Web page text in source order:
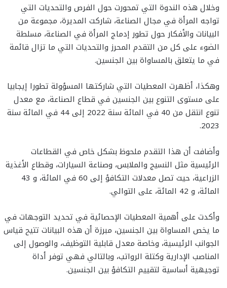
وخلال هذه الندوة التي تمحورت حول الفرص والتحديات التي
تواجه المرأة في مجال الصناعة، شاركت المديرة، مجموعة من
البيانات والأفكار حول تطور إدماج المرأة في الصناعة، مسلطة
الضوء على كل من التقدم المحرز والتحديات التي ما تزال قائمة
في ما يتعلق بالمساواة بين الجنسين.
وهكذا، أظهرت المعطيات التي شاركتها المسؤولة تطورا إيجابيا
على مستوى التنوع بين الجنسين في قطاع الصناعة، مع معدل
تنوع انتقل من 40 في المائة سنة 2022 إلى 44 في المائة سنة
2023.
وأضافت أن هذا التقدم ملحوظ بشكل خاص في القطاعات
الرئيسية مثل النسيج والملابس، وصناعة السيارات، وقطاع الأغذية
الزراعية، حيث تصل معدلات التكافؤ إلى 60 في المائة، و 43
المائة، و 42 المائة، على التوالي.
وأكدت على أهمية المعطيات الإحصائية في تحديد التوجهات في
ما يخص المساواة بين الجنسين، مبرزة أن هذه البيانات تتيح قياس
الجوانب الرئيسية، وخاصة معدل قابلية التوظيف، والوصول إلى
المناصب الإدارية وكتلة الرواتب، وبالتالي فهي توفر أداة
توجيهية أساسية لتقييم التكافؤ بين الجنسين.